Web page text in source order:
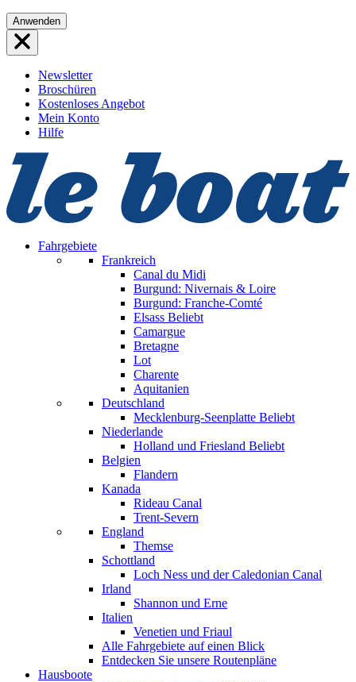
Direkt
zum
Inhalt
Anwenden
Newsletter
Broschüren
Kostenloses Angebot
Mein Konto
Hilfe
Fahrgebiete
Frankreich
Canal du Midi
Burgund: Nivernais & Loire
Burgund: Franche-Comté
Elsass Beliebt
Camargue
Bretagne
Lot
Charente
Aquitanien
Deutschland
Mecklenburg-Seenplatte Beliebt
Niederlande
Holland und Friesland Beliebt
Belgien
Flandern
Kanada
Rideau Canal
Trent-Severn
England
Themse
Schottland
Loch Ness und der Caledonian Canal
Irland
Shannon und Erne
Italien
Venetien und Friaul
Alle Fahrgebiete auf einen Blick
Entdecken Sie unsere Routenpläne
Hausboote